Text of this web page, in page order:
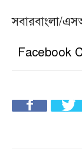
সবারবাংলা/
Facebook